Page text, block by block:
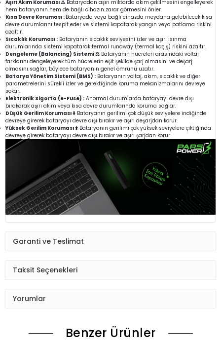
Aşırı Akım Koruması ⚠️Bataryadan aşırı miktarda akım çekilmesini engelleyerek
hem bataryanın hem de bağlı cihazın zarar görmesini önler.
Kısa Devre Koruması : Bataryada veya bağlı cihazda meydana gelebilecek kısa
devre durumlarını tespit eder ve sistemi kapatarak yangın veya patlama riskini
azaltır.
Sıcaklık Koruması : Bataryanın sıcaklık seviyesini izler ve aşırı ısınma
durumlarında sistemi kapatarak termal runaway (termal kaçış) riskini azaltır.
Dengeleme (Balancing) Sistemi ⚖️ Bataryanın hücreleri arasındaki voltaj
farklarını dengeleyerek tüm hücrelerin eşit şekilde şarj olmasını ve deşarj
olmasını sağlar, böylece bataryanın genel ömrünü uzatır.
Batarya Yönetim Sistemi (BMS) : Bataryanın voltaj, akım, sıcaklık ve diğer
parametrelerini sürekli izler ve gerektiğinde koruma mekanizmalarını devreye
sokar.
Elektronik Sigorta (e-Fuse) : Anormal durumlarda bataryayı devre dışı
bırakarak aşırı akım veya kısa devre durumlarında koruma sağlar.
Düşük Gerilim Koruması ⬇️ Bataryanın gerilimi çok düşük seviyelere indiğinde
devreye girerek bataryayı devre dışı bırakır ve aşırı deşarjdan korur.
Yüksek Gerilim Koruması ⬆️ Bataryanın gerilimi çok yüksek seviyelere çıktığında
devreye girerek bataryayı devre dışı bırakır ve aşırı şarjdan korur
Garanti ve Teslimat
Taksit Seçenekleri
Yorumlar
Benzer Ürünler